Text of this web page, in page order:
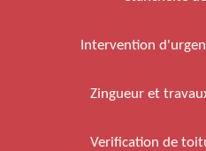
Intervention
Zingueur et
Verification de